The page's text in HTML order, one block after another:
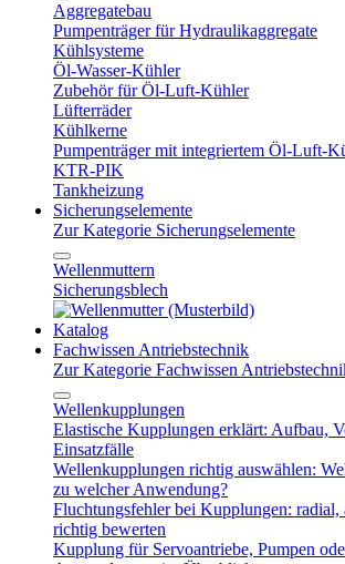
Aggregatebau
Pumpenträger für Hydraulikaggregate
Kühlsysteme
Öl-Wasser-Kühler
Zubehör für Öl-Luft-Kühler
Lüfterräder
Kühlkerne
Pumpenträger mit integriertem Öl-Luft-
KTR-PIK
Tankheizung
Sicherungselemente
Zur Kategorie Sicherungselemente
Wellenmuttern
Sicherungsblech
Katalog
Fachwissen Antriebstechnik
Zur Kategorie Fachwissen
Wellenkupplungen
Elastische Kupplungen erklärt: Aufbau,
Einsatzfälle
Wellenkupplungen richtig auswählen:
zu welcher Anwendung?
Fluchtungsfehler bei Kupplungen:
richtig bewerten
Kupplung für Servoantriebe, Pumpen